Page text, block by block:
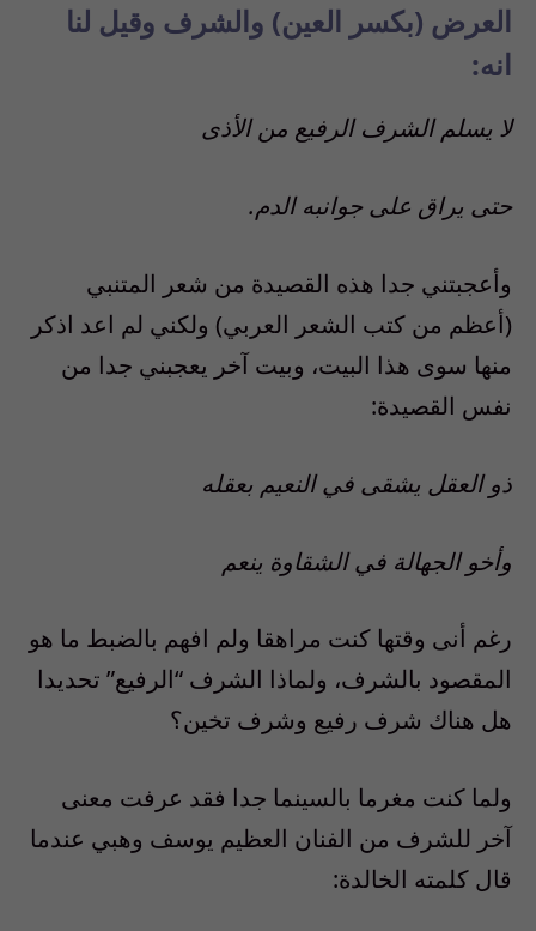
العرض (بكسر العين) والشرف وقيل لنا
انه:
لا يسلم الشرف الرفيع منالأذى
حتى يراق على جوانبه الدم.
وأعجبتني جدا هذه القصيدة من شعر المتنبي
(أعظم من كتب الشعر العربي) ولكني لم اعد اذكر
منها سوى هذا البيت، وبيت آخر يعجبني جدا من
نفس القصيدة:
ذوالعقل يشقى في النعيم بعقله
وأخو الجهالة في الشقاوة ينعم
رغم أنى وقتها كنت مراهقا ولم افهم بالضبط ما هو
المقصود بالشرف، ولماذا الشرف “الرفيع” تحديدا
هل هناك شرف رفيع وشرف تخين؟
ولما كنت مغرما بالسينما جدا فقد عرفت معنى
آخر للشرف من الفنان العظيم يوسف وهبي عندما
قال كلمته الخالدة: